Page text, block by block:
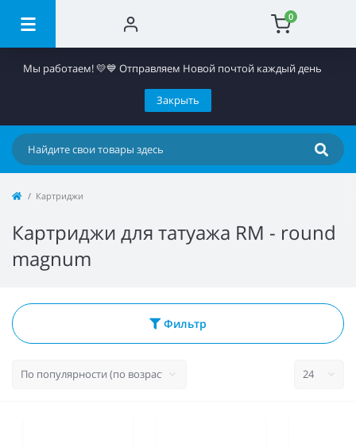
0
Мы работаем! 💛💙 Отправляем Новой почтой каждый день
Закрыть
Картриджи
Картриджи для татуажа RM - round
magnum
Фильтр